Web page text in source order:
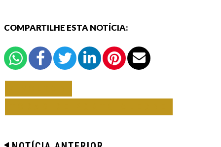
COMPARTILHE ESTA NOTÍCIA: